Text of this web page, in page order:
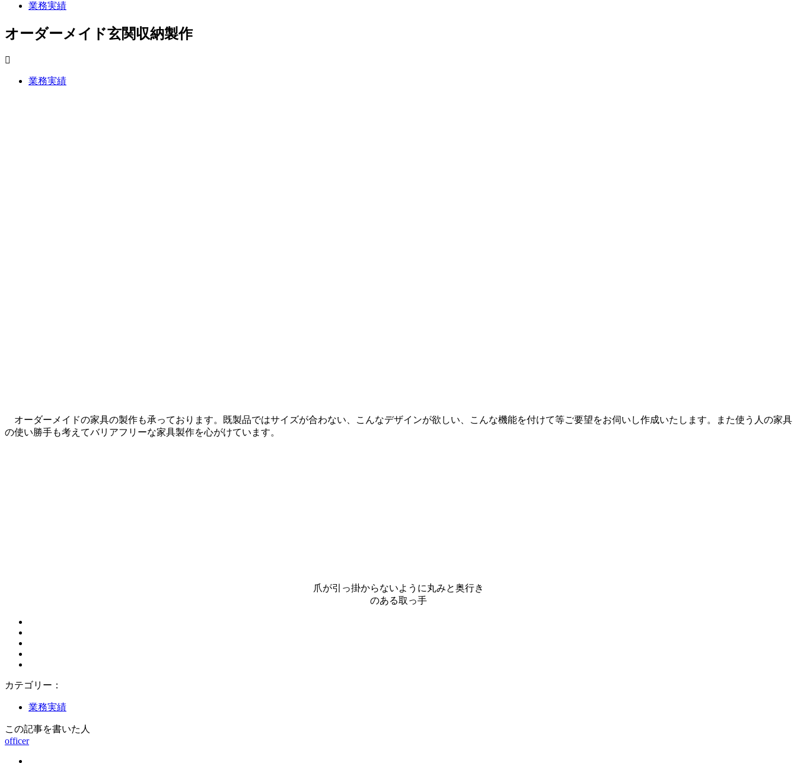
業務実績
オーダーメイド玄関収納製作
業務実績
オーダーメイドの家具の製作も承っております。既製品ではサイズが合わない、こんなデザインが欲しい、こんな機能を付けて等ご要望をお伺いし作成いたします。また使う人の家具
の使い勝手も考えてバリアフリーな家具製作を心がけています。
爪が引っ掛からないように丸みと奥行き
のある取っ手
カテゴリー：
業務実績
この記事を書いた人
officer